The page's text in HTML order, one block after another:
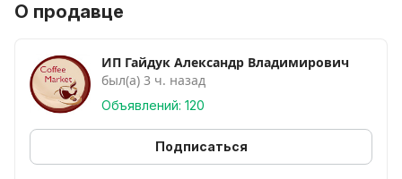
О продавце
ИП Гайдук Александр Владимирович
был(а) 3 ч. назад
Объявлений: 120
Подписаться